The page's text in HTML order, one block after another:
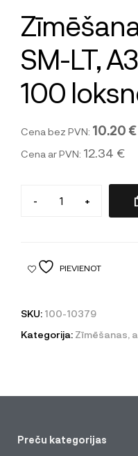
SM-LT,
100
Cena bez PVN: 10.20 €
Cena ar PVN: 12.34 €
- +
PIEVIENOT
SKU: 100-10379
Kategorija: Zīmēšanas,
Preču kategorijas